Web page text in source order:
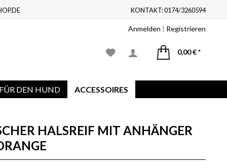
KONTAKT: 0174/3260594
Anmelden | Registrieren
0,00 € *
FÜR DEN HUND ACCESSOIRES
HALSREIF MIT ANHÄNGER